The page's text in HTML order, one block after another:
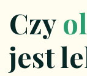
Czy
jest